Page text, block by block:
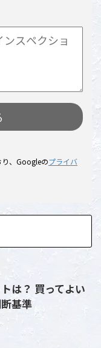
り、Googleのプライバ
は？ 買ってよい
基準